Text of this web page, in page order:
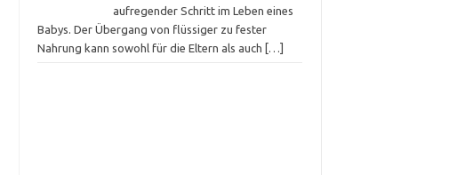
aufregender Schritt im Leben eines
Babys. Der Übergang von flüssiger zu fester
Nahrung kann sowohl für die Eltern als auch […]